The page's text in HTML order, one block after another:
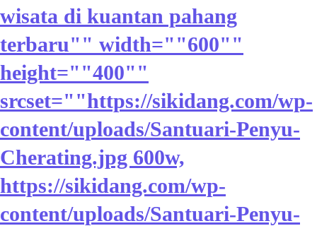
wisata di kuantan pahang
terbaru"" width=""600""
height=""400""
srcset=""https://sikidang.com/wp-
content/uploads/Santuari-Penyu-
Cherating.jpg 600w,
https://sikidang.com/wp-
content/uploads/Santuari-Penyu-